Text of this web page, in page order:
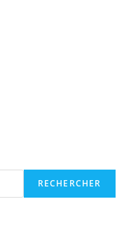
RECHERCHER